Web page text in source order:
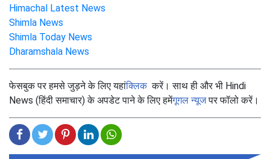
Himachal Latest News
Shimla News
Shimla Today News
Dharamshala News
फेसबुक पर हमसे जुड़ने के लिए यहांक्लिककरें। साथ ही और भी Hindi
News (हिंदी समाचार) के अपडेट पाने के लिए हमेंगूगल न्यूजपर फॉलो करें।